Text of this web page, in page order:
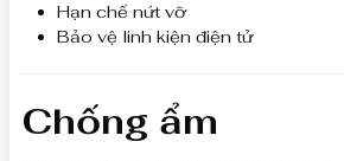
Hạn chế nứt vỡ
Bảo vệ linh kiện điện tử
Chống ẩm